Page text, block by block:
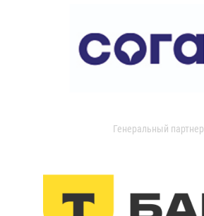
Генеральный партнер